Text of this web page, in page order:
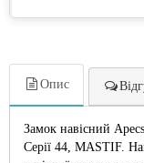
Опис
Замок навісний
Серії 44, MASTIF.